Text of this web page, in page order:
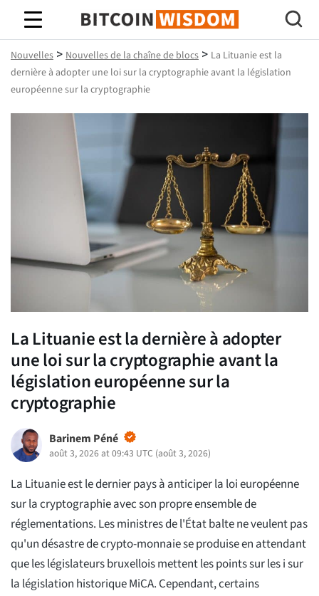
Bitcoin Sagesse
Nouvelles > Nouvelles de la chaîne de blocs > La Lituanie est la
dernière à adopter une loi sur la cryptographie avant la législation
européenne sur la cryptographie
La Lituanie est la dernière à adopter
une loi sur la cryptographie avant la
législation européenne sur la
cryptographie
Barinem Péné
août 3, 2026 at 09:43 UTC (août 3, 2026)
La Lituanie est le dernier pays à anticiper la loi européenne
sur la cryptographie avec son propre ensemble de
réglementations. Les ministres de l'État balte ne veulent pas
qu'un désastre de crypto-monnaie se produise en attendant
que les législateurs bruxellois mettent les points sur les i sur
la législation historique MiCA. Cependant, certains